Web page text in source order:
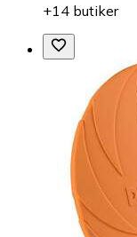
+14 butiker